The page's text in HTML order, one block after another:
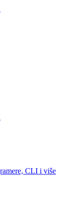
CLI i više